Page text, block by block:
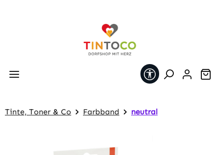
Werkzeugleiste
Tinte, Toner & Co Farbband neutral